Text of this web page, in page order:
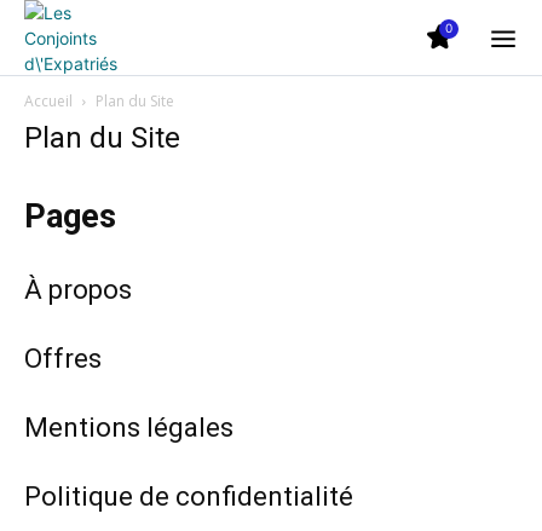
0
Accueil Plan du Site
Plan du Site
Pages
À propos
Offres
Mentions légales
Politique de confidentialité